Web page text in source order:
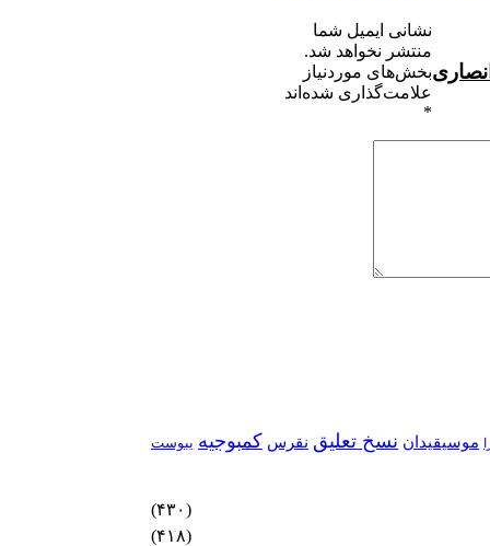
نشانی ایمیل شما
منتشر نخواهد شد.
بخش‌های موردنیاز
علامت‌گذاری شده‌اند
*
موسیقیدان نسخ تعلیق نقرس کمبوجیه یبوست
(۴۳۰)
(۴۱۸)